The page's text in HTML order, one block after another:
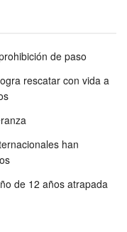
de paso
rescatar con vida a
han
de 12 años atrapada